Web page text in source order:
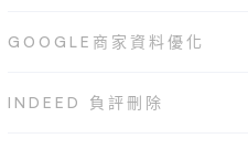
GOOGLE商家資料優化
INDEED 負評刪除